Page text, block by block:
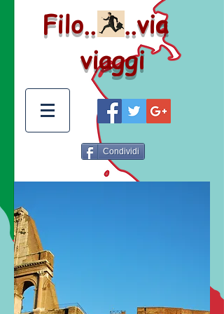
Filo.. ..via
viaggi
Condividi